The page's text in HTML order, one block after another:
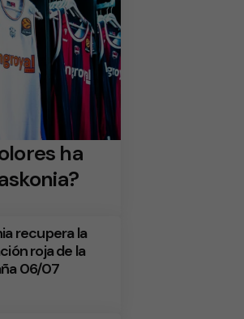
ha
recupera la
roja de la
06/07